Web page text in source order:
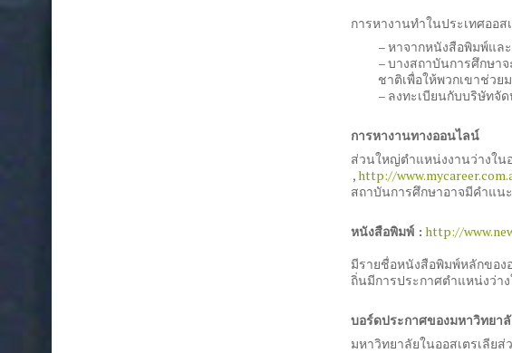
การหางานทำในประเทศออส
– หาจากหนังสือพิมพ์แล
– บางสถาบันการศึกษา
ชาติเพื่อให้พวกเขาช่วย
– ลงทะเบียนกับบริษัทจั
การหางานทางออนไลน์
ส่วนใหญ่ตำแหน่งงานว่างใน
,http://
สถาบันการศึกษาอาจมีคำแน
หนังสือพิมพ์ : http://
มีรายชื่อหนังสือพิมพ์หลักของ
ถิ่นมีการประกาศตำแหน่งว่า
บอร์ดประกาศของมหาวิทยา
มหาวิทยาลัยในออสเตรเลีย